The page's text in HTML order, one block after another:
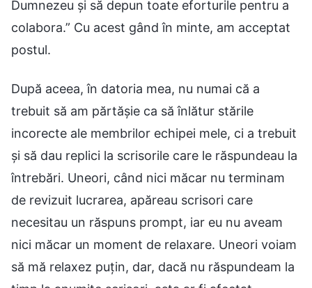
Dumnezeu și să depun toate eforturile pentru a
colabora.” Cu acest gând în minte, am acceptat
postul.
După aceea, în datoria mea, nu numai că a
trebuit să am părtășie ca să înlătur stările
incorecte ale membrilor echipei mele, ci a trebuit
și să dau replici la scrisorile care le răspundeau la
întrebări. Uneori, când nici măcar nu terminam
de revizuit lucrarea, apăreau scrisori care
necesitau un răspuns prompt, iar eu nu aveam
nici măcar un moment de relaxare. Uneori voiam
să mă relaxez puțin, dar, dacă nu răspundeam la